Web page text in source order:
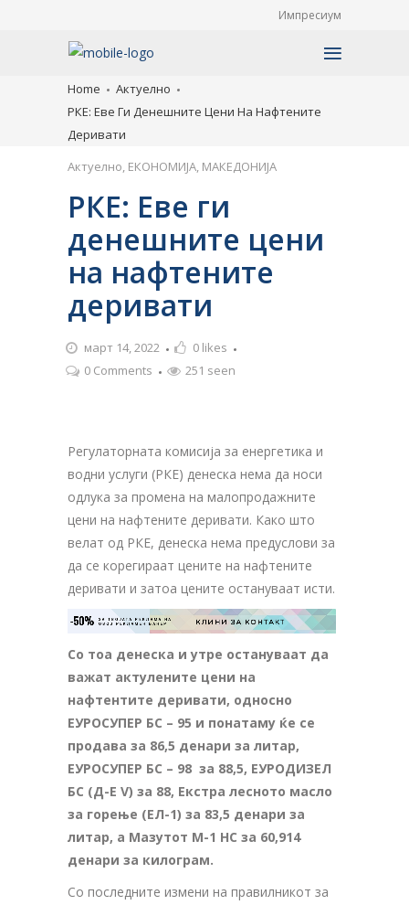
Импресиум
Home
Актуелно
РКЕ: Еве Ги Денешните Цени На Нафтените
Деривати
Актуелно, ЕКОНОМИЈА, МАКЕДОНИЈА
РКЕ: Еве ги
денешните цени
на нафтените
деривати
март 14, 2022 0 likes
0 Comments
251 seen
Регулаторната комисија за енергетика и
водни услуги (РКЕ) денеска нема да носи
одлука за промена на малопродажните
цени на нафтените деривати. Како што
велат од РКЕ, денеска нема предуслови за
да се корегираат цените на нафтените
деривати и затоа цените остануваат исти.
-50% ЗА ТВОЈАТА РЕКЛАМА НА
ОВОЈ РЕКЛАМЕН БАНЕР КЛИНИ ЗА КОНТАКТ
Со тоа денеска и утре остануваат да
важат актулените цени на
нафтентите деривати, односно
ЕУРОСУПЕР БС – 95 и понатаму ќе се
продава за 86,5 денари за литар,
ЕУРОСУПЕР БС – 98 за 88,5, ЕУРОДИЗЕЛ
БС (Д-Е V) за 88, Екстра лесното масло
за горење (ЕЛ-1) за 83,5 денари за
литар, а Мазутот М-1 НС за 60,914
денари за килограм.
Со последните измени на правилникот за